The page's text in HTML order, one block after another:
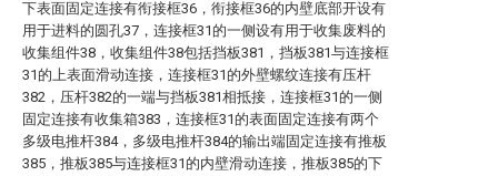
下表面固定连接有衔接框36，衔接框36的内壁底部开设有
用于进料的圆孔37，连接框31的一侧设有用于收集废料的
收集组件38，收集组件38包括挡板381，挡板381与连接框
31的上表面滑动连接，连接框31的外壁螺纹连接有压杆
382，压杆382的一端与挡板381相抵接，连接框31的一侧
固定连接有收集箱383，连接框31的表面固定连接有两个
多级电推杆384，多级电推杆384的输出端固定连接有推板
385，推板385与连接框31的内壁滑动连接，推板385的下